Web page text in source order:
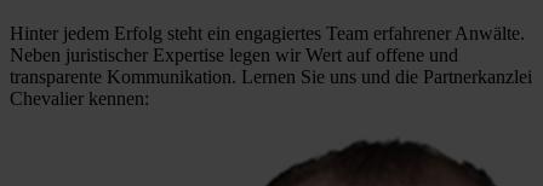
Hinter jedem Erfolg steht ein engagiertes Team erfahrener Anwälte.
Neben juristischer Expertise legen wir Wert auf offene und
transparente Kommunikation. Lernen Sie uns und die Partnerkanzlei
Chevalier kennen: